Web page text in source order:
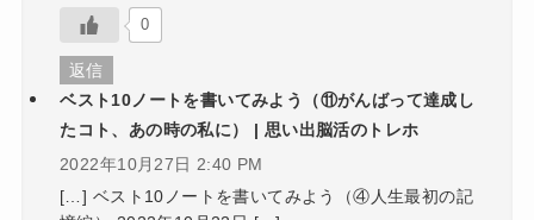
0
返信
ベスト10ノートを書いてみよう（⑪がんばって達成し
たコト、あの時の私に） | 思い出脳活のトレホ
2022年10月27日 2:40 PM
[…] ベスト10ノートを書いてみよう（④人生最初の記